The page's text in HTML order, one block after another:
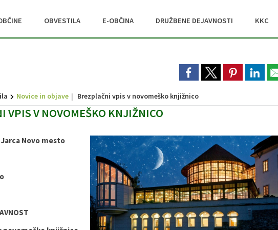
OBVESTILA E-OBČINA DRUŽBENE DEJAVNOSTI KKC
Novice in objave Brezplačni vpis v novomeško knjižnico
VPIS V NOVOMEŠKO KNJIŽNICO
Novo mesto